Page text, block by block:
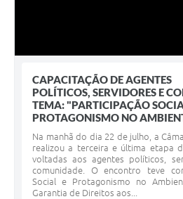
CAPACITAÇÃO DE AGENTES
POLÍTICOS, SERVIDORES E
TEMA: "PARTICIPAÇÃO
PROTAGONISMO NO
Na manhã do dia 22 de julho, a
realizou a terceira e última etapa
voltadas aos agentes políticos,
comunidade. O encontro teve
Social e Protagonismo no
Garantia de Direitos aos...